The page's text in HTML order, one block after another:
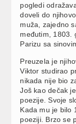
pogledi
doveli do
muža, zajedno
međutim, 1803.
Parizu sa
Preuzela je
Viktor studirao
nikada nije bio
Još kao dečak
poezije. Svoje
Kada mu je bilo
poeziji. Brzo se